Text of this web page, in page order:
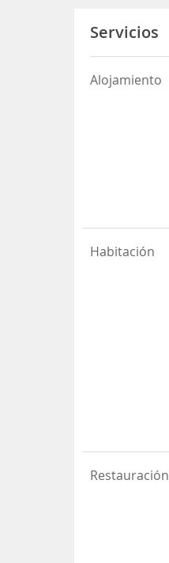
Servicios
Alojamiento
Habitación
Restauración